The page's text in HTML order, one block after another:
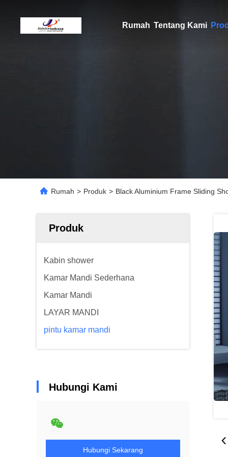
Rumah Tentang Kami
Rumah > Produk > Black Aluminium Frame Sliding
Produk
Kabin shower
Kamar Mandi Sederhana
Kamar Mandi
LAYAR MANDI
pintu kamar mandi
Hubungi Kami
Hubungi Sekarang